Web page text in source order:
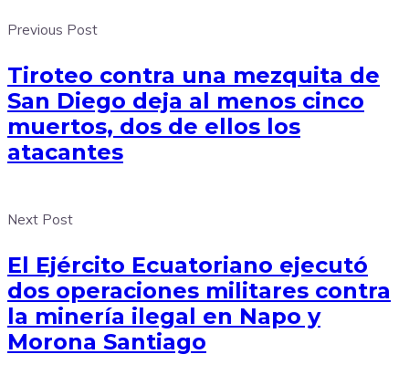
Previous Post
Tiroteo contra una mezquita de
San Diego deja al menos cinco
muertos, dos de ellos los
atacantes
Next Post
El Ejército Ecuatoriano ejecutó
dos operaciones militares contra
la minería ilegal en Napo y
Morona Santiago